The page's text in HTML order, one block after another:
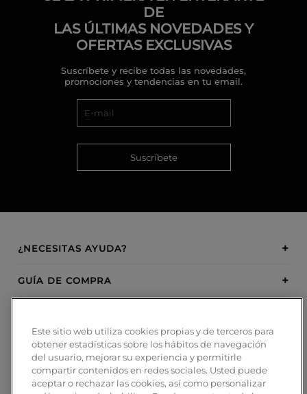
DE
LAS ÚLTIMAS NOVEDADES Y
OFERTAS EXCLUSIVAS
Suscríbete y recibe todas las novedades,
promociones y tendencias en tu email.
Suscríbete
¿NECESITAS AYUDA?
GUÍA DE COMPRA
INSPIRATION
MÉTODOS DE PAGO
Este sitio web utiliza cookies propias y de terceros para
obtener estadísticas sobre los hábitos de navegación
del usuario, mejorar su experiencia y permitirle
compartir contenidos en redes sociales. Usted puede
aceptar o rechazar las cookies, así como personalizar